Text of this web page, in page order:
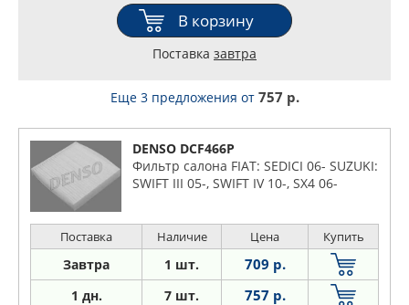
В корзину
Поставка завтра
Еще 3 предложения от 757 р.
DENSO DCF466P
Фильтр салона FIAT: SEDICI 06- SUZUKI:
SWIFT III 05-, SWIFT IV 10-, SX4 06-
Поставка Наличие Цена Купить
Завтра 1 шт. 709 р.
1 дн. 7 шт. 757 р.